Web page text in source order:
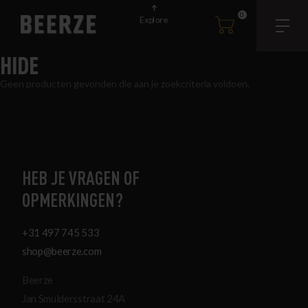
Explore 0
HIDE
Geen producten gevonden die aan je zoekcriteria voldoen.
HEB JE VRAGEN OF
OPMERKINGEN?
+31 497 745 533
shop@beerze.com
Beerze
Jan Smuldersstraat 24A